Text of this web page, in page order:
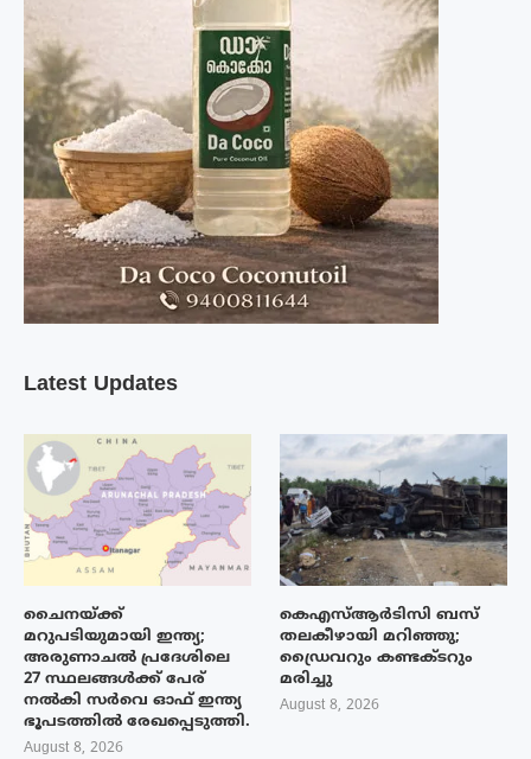
Latest Updates
ചൈനയ്ക്ക്
മറുപടിയുമായി ഇന്ത്യ;
അരുണാചൽ പ്രദേശിലെ
27 സ്ഥലങ്ങൾക്ക് പേര്
നൽകി സർവെ ഓഫ് ഇന്ത്യ
ഭൂപടത്തിൽ രേഖപ്പെടുത്തി.
August 8, 2026
കെഎസ്ആർടിസി ബസ്
തലകീഴായി മറിഞ്ഞു;
ഡ്രൈവറും കണ്ടക്ടറും
മരിച്ചു
August 8, 2026